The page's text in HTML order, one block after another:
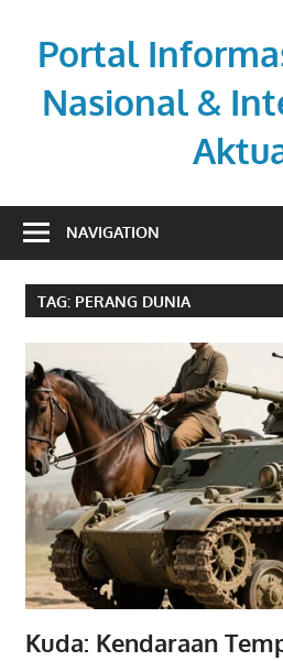
contentPortal
Nasional &
berita
untuk
pembaca
aktif.
NAVIGATION
TAG: PERANG DUNIA
Kuda: Kendaraan